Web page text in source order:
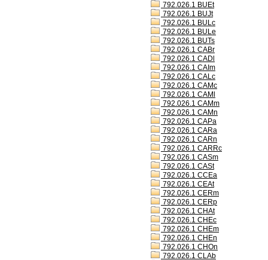
792.026.1 BUEt
792.026.1 BUJt
792.026.1 BULc
792.026.1 BULe
792.026.1 BUTs
792.026.1 CABr
792.026.1 CADl
792.026.1 CAIm
792.026.1 CALc
792.026.1 CAMc
792.026.1 CAMl
792.026.1 CAMm
792.026.1 CAMn
792.026.1 CAPa
792.026.1 CARa
792.026.1 CARn
792.026.1 CARRc
792.026.1 CASm
792.026.1 CASt
792.026.1 CCEa
792.026.1 CEAt
792.026.1 CERm
792.026.1 CERp
792.026.1 CHAt
792.026.1 CHEc
792.026.1 CHEm
792.026.1 CHEn
792.026.1 CHOn
792.026.1 CLAb